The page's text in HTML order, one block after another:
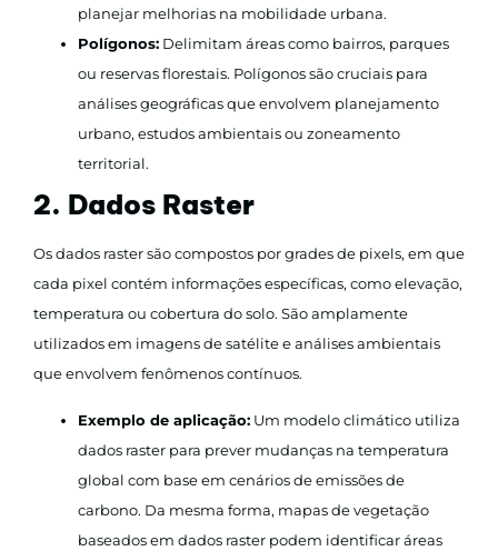
planejar melhorias na mobilidade urbana.
Polígonos: Delimitam áreas como bairros, parques
ou reservas florestais. Polígonos são cruciais para
análises geográficas que envolvem planejamento
urbano, estudos ambientais ou zoneamento
territorial.
2. Dados Raster
Os dados raster são compostos por grades de pixels, em que
cada pixel contém informações específicas, como elevação,
temperatura ou cobertura do solo. São amplamente
utilizados em imagens de satélite e análises ambientais
que envolvem fenômenos contínuos.
Exemplo de aplicação: Um modelo climático utiliza
dados raster para prever mudanças na temperatura
global com base em cenários de emissões de
carbono. Da mesma forma, mapas de vegetação
baseados em dados raster podem identificar áreas